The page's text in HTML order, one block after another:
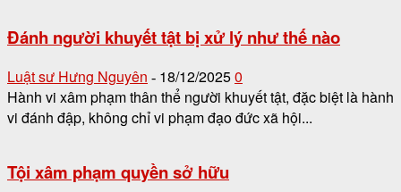
Đánh người khuyết tật bị xử lý như thế nào
Luật sư Hưng Nguyên - 18/12/20250
Hành vi xâm phạm thân thể người khuyết tật, đặc biệt là hành
vi đánh đập, không chỉ vi phạm đạo đức xã hội...
Tội xâm phạm quyền sở hữu